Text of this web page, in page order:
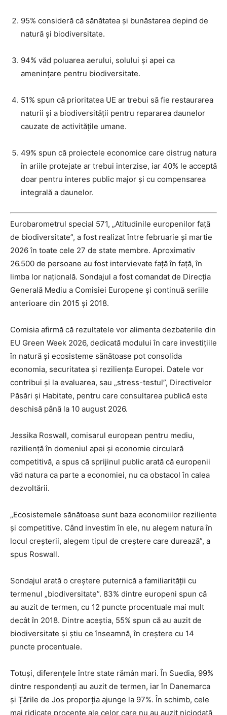
95% consideră că sănătatea și bunăstarea depind de
natură și biodiversitate.
94% văd poluarea aerului, solului și apei ca
amenințare pentru biodiversitate.
51% spun că prioritatea UE ar trebui să fie restaurarea
naturii și a biodiversității pentru repararea daunelor
cauzate de activitățile umane.
49% spun că proiectele economice care distrug natura
în ariile protejate ar trebui interzise, iar 40% le acceptă
doar pentru interes public major și cu compensarea
integrală a daunelor.
Eurobarometrul special 571, „Atitudinile europenilor față
de biodiversitate”, a fost realizat între februarie și martie
2026 în toate cele 27 de state membre. Aproximativ
26.500 de persoane au fost intervievate față în față, în
limba lor națională. Sondajul a fost comandat de Direcția
Generală Mediu a Comisiei Europene și continuă seriile
anterioare din 2015 și 2018.
Comisia afirmă că rezultatele vor alimenta dezbaterile din
EU Green Week 2026, dedicată modului în care investițiile
în natură și ecosisteme sănătoase pot consolida
economia, securitatea și reziliența Europei. Datele vor
contribui și la evaluarea, sau „stress-testul”, Directivelor
Păsări și Habitate, pentru care consultarea publică este
deschisă până la 10 august 2026.
Jessika Roswall, comisarul european pentru mediu,
reziliență în domeniul apei și economie circulară
competitivă, a spus că sprijinul public arată că europenii
văd natura ca parte a economiei, nu ca obstacol în calea
dezvoltării.
„Ecosistemele sănătoase sunt baza economiilor reziliente
și competitive. Când investim în ele, nu alegem natura în
locul creșterii, alegem tipul de creștere care durează”, a
spus Roswall.
Sondajul arată o creștere puternică a familiarității cu
termenul „biodiversitate”. 83% dintre europeni spun că
au auzit de termen, cu 12 puncte procentuale mai mult
decât în 2018. Dintre aceștia, 55% spun că au auzit de
biodiversitate și știu ce înseamnă, în creștere cu 14
puncte procentuale.
Totuși, diferențele între state rămân mari. În Suedia, 99%
dintre respondenți au auzit de termen, iar în Danemarca
și Țările de Jos proporția ajunge la 97%. În schimb, cele
mai ridicate procente ale celor care nu au auzit niciodată